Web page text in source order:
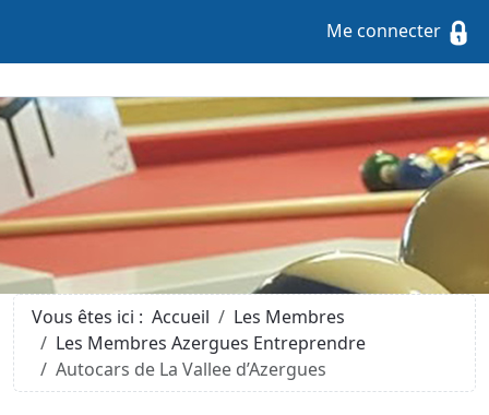
Me connecter
Vous êtes ici : Accueil
Les Membres
Les Membres Azergues Entreprendre
Autocars de La Vallee d’Azergues